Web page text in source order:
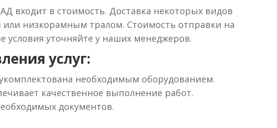
входит в стоимость. Доставка некоторых видов
или низкорамным тралом. Стоимость отправки на
условия уточняйте у наших менеджеров.
услуг:
необходимым оборудованием.
качественное выполнение работ.
документов.